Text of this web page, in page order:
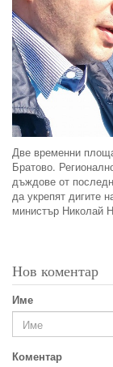
Две временни
Братово.
дъждове от
да укрепят дигите
министър Николай
Нов коментар
Име
Коментар